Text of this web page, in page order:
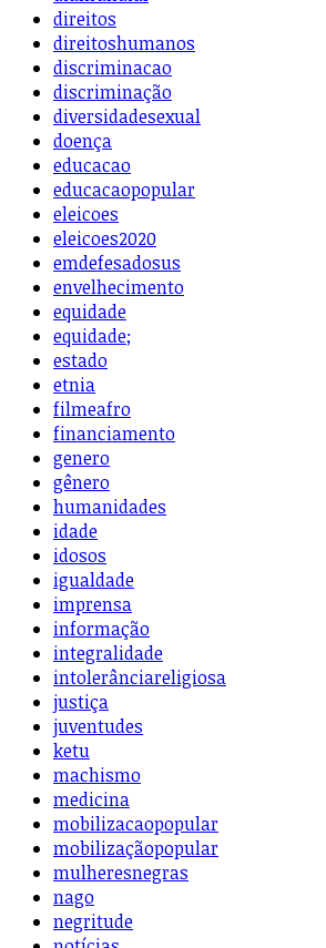
direitos
direitoshumanos
discriminacao
discriminação
diversidadesexual
doença
educacao
educacaopopular
eleicoes
eleicoes2020
emdefesadosus
envelhecimento
equidade
equidade;
estado
etnia
filmeafro
financiamento
genero
gênero
humanidades
idade
idosos
igualdade
imprensa
informação
integralidade
intolerânciareligiosa
justiça
juventudes
ketu
machismo
medicina
mobilizacaopopular
mobilizaçãopopular
mulheresnegras
nago
negritude